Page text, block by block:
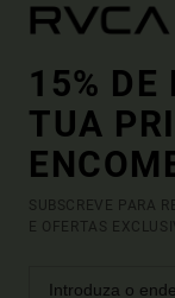
15% DE
TUA
SUBSCREVE PARA
E OFERTAS